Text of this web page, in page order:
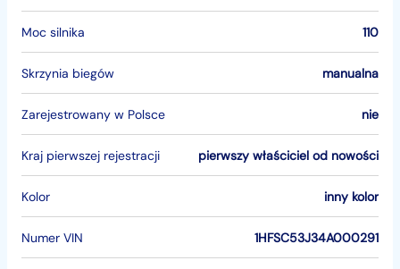
Moc silnika 110
Skrzynia biegów manualna
Zarejestrowany w Polsce nie
Kraj pierwszej rejestracji pierwszy właściciel od nowości
Kolor inny kolor
Numer VIN 1HFSC53J34A000291